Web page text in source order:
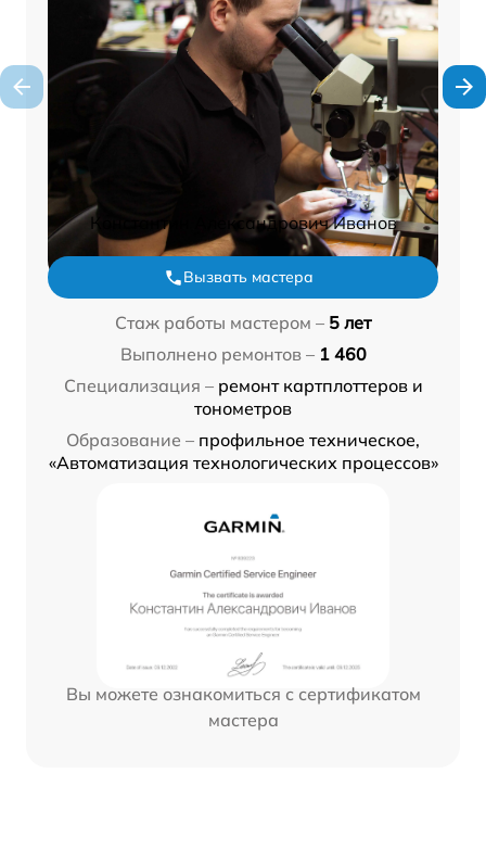
Константин Александрович Иванов
Вызвать мастера
Стаж работы мастером – 5 лет
Выполнено ремонтов – 1 460
Специализация – ремонт картплоттеров и
тонометров
Образование – профильное техническое,
«Автоматизация технологических процессов»
Вы можете ознакомиться с сертификатом
мастера